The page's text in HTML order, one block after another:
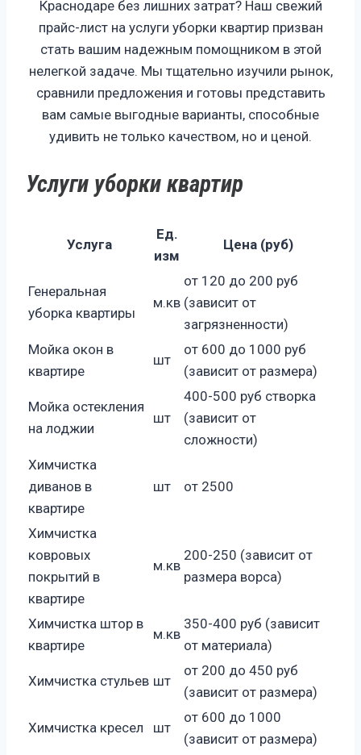
Краснодаре без лишних затрат? Наш свежий
прайс-лист на услуги уборки квартир призван
стать вашим надежным помощником в этой
нелегкой задаче. Мы тщательно изучили рынок,
сравнили предложения и готовы представить
вам самые выгодные варианты, способные
удивить не только качеством, но и ценой.
Услуги уборки квартир
Услуга
Ед.
изм
Цена (руб)
Генеральная
уборка квартиры
м.кв
от 120 до 200 руб
(зависит от
загрязненности)
Мойка окон в
квартире
шт
от 600 до 1000 руб
(зависит от размера)
Мойка остекления
на лоджии
шт
400-500 руб створка
(зависит от
сложности)
Химчистка
диванов в
квартире
шт от 2500
Химчистка
ковровых
покрытий в
квартире
м.кв
200-250 (зависит от
размера ворса)
Химчистка штор в
квартире
м.кв
350-400 руб (зависит
от материала)
Химчистка стульев шт
от 200 до 450 руб
(зависит от размера)
Химчистка кресел шт
от 600 до 1000
(зависит от размера)